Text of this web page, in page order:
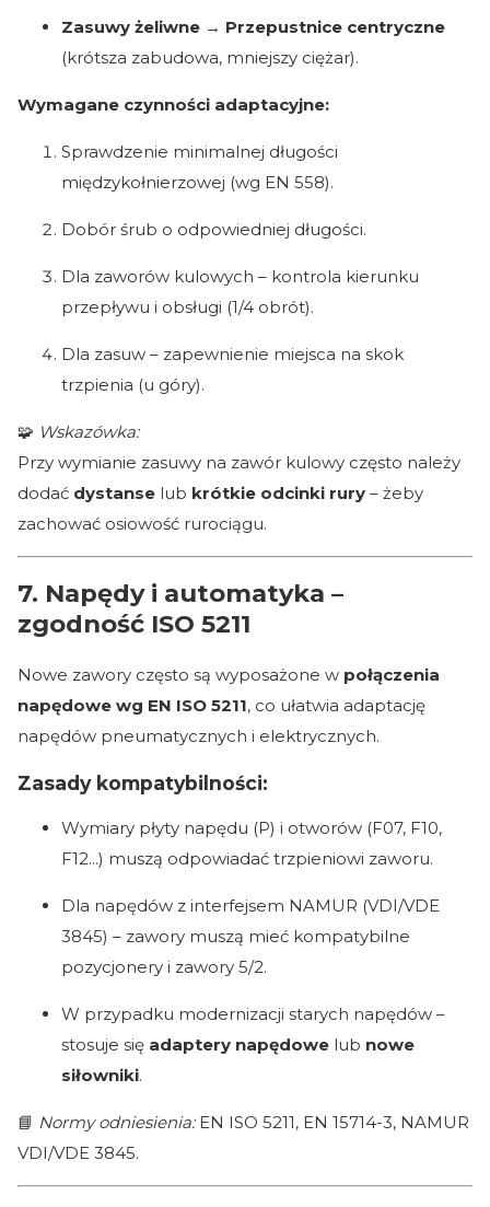
Zasuwy żeliwne → Przepustnice centryczne
(krótsza zabudowa, mniejszy ciężar).
Wymagane czynności adaptacyjne:
Sprawdzenie minimalnej długości
międzykołnierzowej (wg EN 558).
Dobór śrub o odpowiedniej długości.
Dla zaworów kulowych – kontrola kierunku
przepływu i obsługi (1/4 obrót).
Dla zasuw – zapewnienie miejsca na skok
trzpienia (u góry).
🧩 Wskazówka:
Przy wymianie zasuwy na zawór kulowy często należy
dodać dystanse lub krótkie odcinki rury – żeby
zachować osiowość rurociągu.
7. Napędy i automatyka –
zgodność ISO 5211
Nowe zawory często są wyposażone w połączenia
napędowe wg EN ISO 5211, co ułatwia adaptację
napędów pneumatycznych i elektrycznych.
Zasady kompatybilności:
Wymiary płyty napędu (P) i otworów (F07, F10,
F12...) muszą odpowiadać trzpieniowi zaworu.
Dla napędów z interfejsem NAMUR (VDI/VDE
3845) – zawory muszą mieć kompatybilne
pozycjonery i zawory 5/2.
W przypadku modernizacji starych napędów –
stosuje się adaptery napędowe lub nowe
siłowniki.
📘 Normy odniesienia:EN ISO 5211, EN 15714-3, NAMUR
VDI/VDE 3845.